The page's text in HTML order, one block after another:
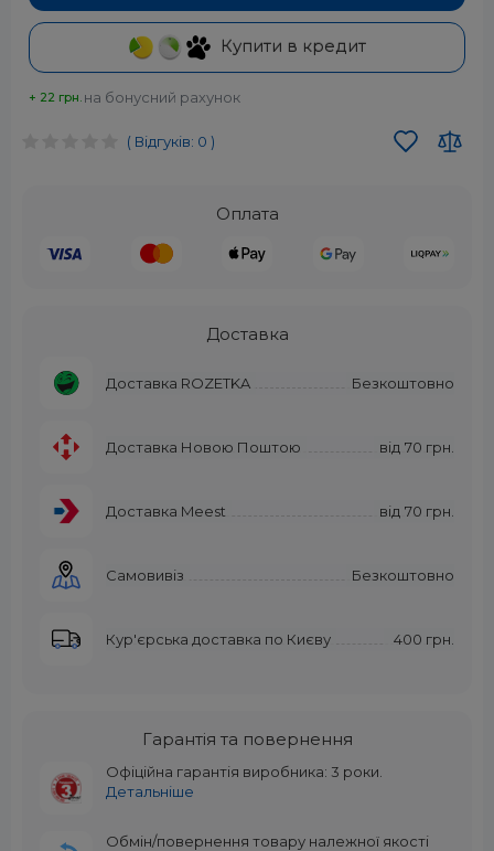
( Відгуків: 0 )
Оплата
Доставка
Доставка ROZETKA Безкоштовно
Доставка Новою Поштою від 70 грн.
Доставка Meest від 70 грн.
Самовивіз Безкоштовно
Кур'єрська доставка по Києву 400 грн.
Гарантія та повернення
Офіційна гарантія виробника: 3 роки.
Детальніше
Обмін/повернення товару належної якості
Купити в кредит
+ 22 грн. на бонусний рахунок